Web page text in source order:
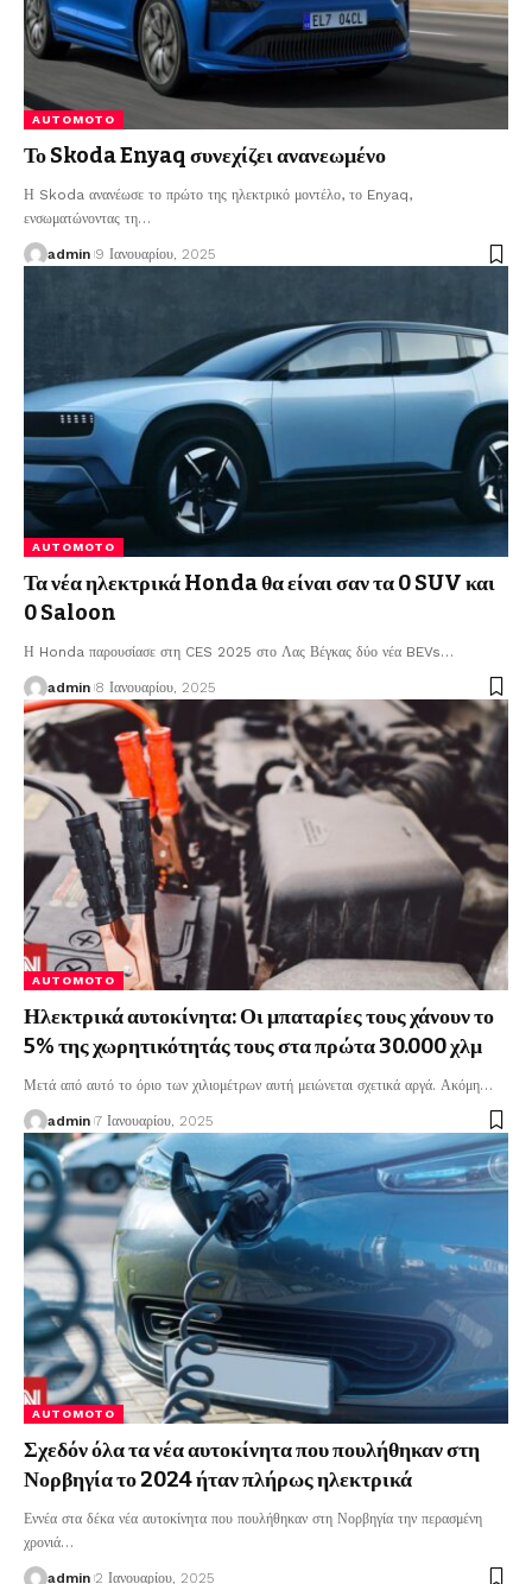
AUTOMOTO
Το Skoda Enyaq συνεχίζει ανανεωμένο
Η Skoda ανανέωσε το πρώτο της ηλεκτρικό μοντέλο, το Enyaq,
ενσωματώνοντας τη…
admin 9 Ιανουαρίου, 2025
AUTOMOTO
Τα νέα ηλεκτρικά Honda θα είναι σαν τα 0 SUV και
0 Saloon
Η Honda παρουσίασε στη CES 2025 στο Λας Βέγκας δύο νέα BEVs…
admin 8 Ιανουαρίου, 2025
AUTOMOTO
Ηλεκτρικά αυτοκίνητα: Οι μπαταρίες τους χάνουν το
5% της χωρητικότητάς τους στα πρώτα 30.000 χλμ
Μετά από αυτό το όριο των χιλιομέτρων αυτή μειώνεται σχετικά αργά. Ακόμη…
admin 7 Ιανουαρίου, 2025
AUTOMOTO
Σχεδόν όλα τα νέα αυτοκίνητα που πουλήθηκαν στη
Νορβηγία το 2024 ήταν πλήρως ηλεκτρικά
Εννέα στα δέκα νέα αυτοκίνητα που πουλήθηκαν στη Νορβηγία την περασμένη
χρονιά…
admin 2 Ιανουαρίου, 2025